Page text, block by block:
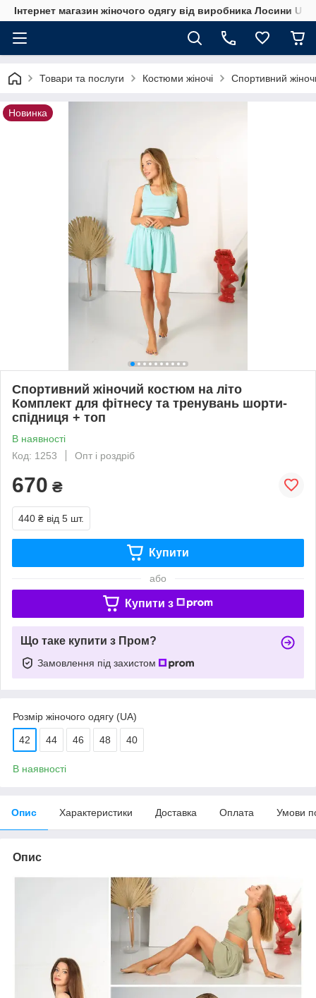
Інтернет магазин жіночого одягу від виробника Лосини UA
Товари та послуги Костюми жіночі Спортивний
Новинка
Спортивний жіночий костюм на літо
Комплект для фітнесу та тренувань шорти-
спідниця + топ
В наявності
Код: 1253
Опт і роздріб
670 ₴
440 ₴ від 5 шт.
Купити
або
Купити з
Що таке купити з Пром?
Замовлення під захистом
Розмір жіночого одягу (UA)
42 44 46 48 40
В наявності
Опис Характеристики Доставка Оплата Умови
Опис